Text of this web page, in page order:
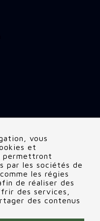
(92140), France
vous
et
permettront
par les sociétés de
les régies
de réaliser des
des services,
des contenus